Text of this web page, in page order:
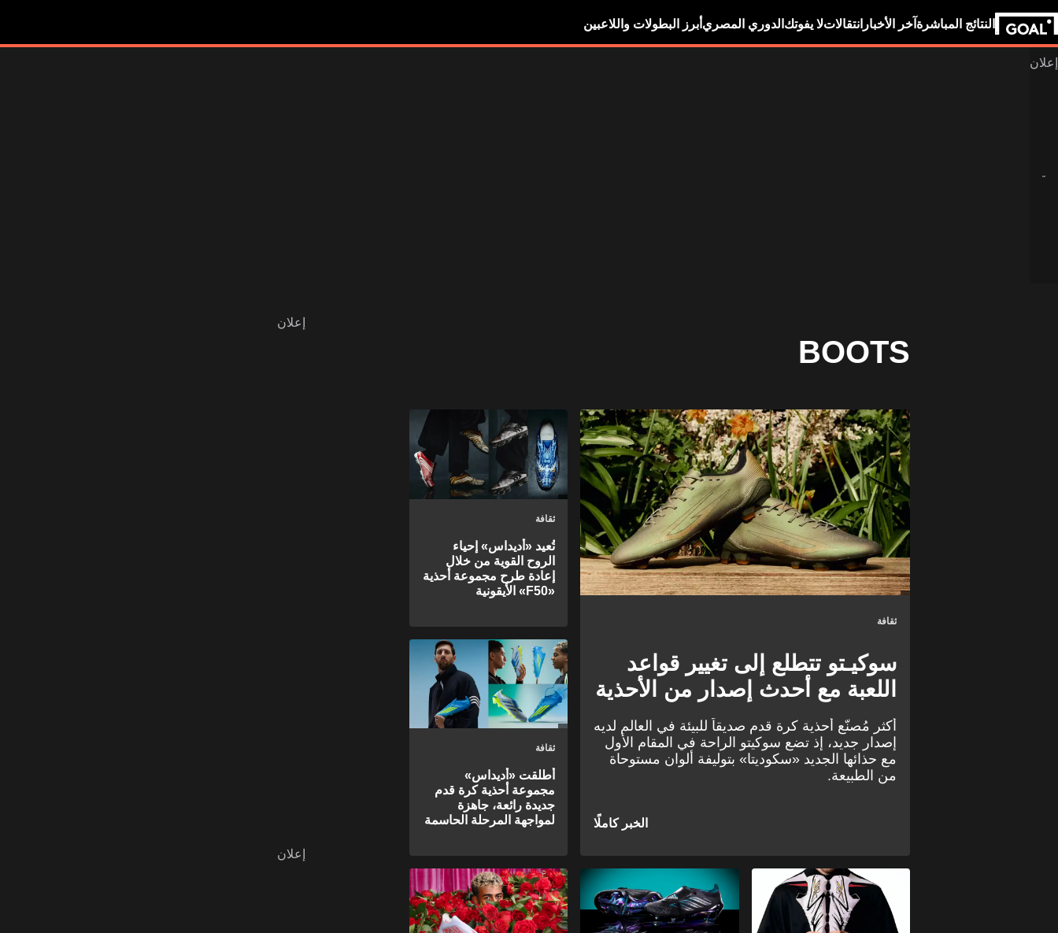
النتائج المباشرة آخر الأخبار انتقالاتلا يفوتك الدوري المصري أبرز البطولات واللاعبين
BOOTS
ثقافة
سوكيـتو تتطلع إلى تغيير قواعد
اللعبة مع أحدث إصدار من الأحذية
أكثر مُصنّع أحذية كرة قدم صديقاً للبيئة في العالم لديه
إصدار جديد، إذ تضع سوكيتو الراحة في المقام الأول
مع حذائها الجديد «سكوديتا» بتوليفة ألوان مستوحاة
من الطبيعة.
ثقافة
تُعيد «أديداس» إحياء
الروح القوية من خلال
إعادة طرح مجموعة أحذية
«F50» الأيقونية
ثقافة
أطلقت «أديداس»
مجموعة أحذية كرة قدم
جديدة رائعة، جاهزة
لمواجهة المرحلة الحاسمة